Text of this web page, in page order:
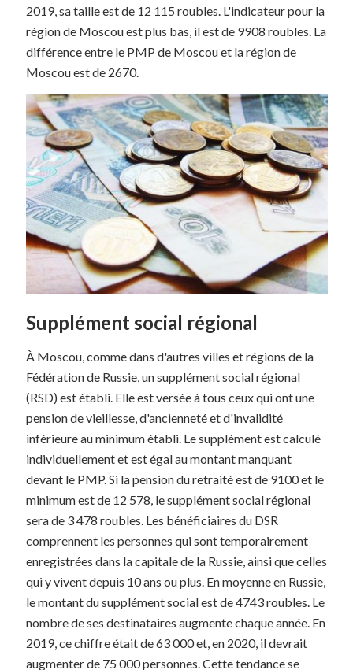
2019, sa taille est de 12 115 roubles. L'indicateur pour la
région de Moscou est plus bas, il est de 9908 roubles. La
différence entre le PMP de Moscou et la région de
Moscou est de 2670.
Supplément social régional
À Moscou, comme dans d'autres villes et régions de la
Fédération de Russie, un supplément social régional
(RSD) est établi. Elle est versée à tous ceux qui ont une
pension de vieillesse, d'ancienneté et d'invalidité
inférieure au minimum établi. Le supplément est calculé
individuellement et est égal au montant manquant
devant le PMP. Si la pension du retraité est de 9100 et le
minimum est de 12 578, le supplément social régional
sera de 3 478 roubles. Les bénéficiaires du DSR
comprennent les personnes qui sont temporairement
enregistrées dans la capitale de la Russie, ainsi que celles
qui y vivent depuis 10 ans ou plus. En moyenne en Russie,
le montant du supplément social est de 4743 roubles. Le
nombre de ses destinataires augmente chaque année. En
2019, ce chiffre était de 63 000 et, en 2020, il devrait
augmenter de 75 000 personnes. Cette tendance se